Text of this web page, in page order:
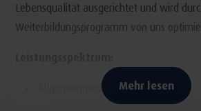
Lebensqualität ausgerichtet und wird
Weiterbildungsprogramm von uns
Allgemeinmedizin
Mehr lesen